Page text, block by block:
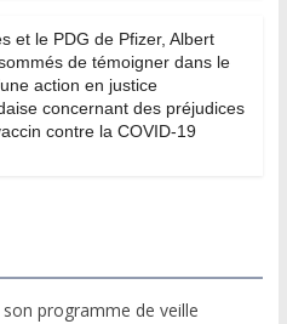
et le PDG de Pfizer, Albert
de témoigner dans le
action en justice
concernant des préjudices
contre la COVID-19
programme de veille